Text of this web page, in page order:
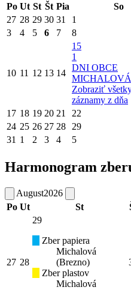
Po Ut St Št Pia So
27 28 29 30 31 1
3
4 5 6 7 8
10 11 12 13 14
15
1
DNI OBCE
MICHALOVÁ
Zobraziť
záznamy z dňa
17 18 19 20 21 22
24 25 26 27 28 29
31 1 2 3 4 5
Harmonogram
August2026
Po Ut St
27 28
29
Zber papiera
Michalová
(Brezno)
Zber plastov
Michalová